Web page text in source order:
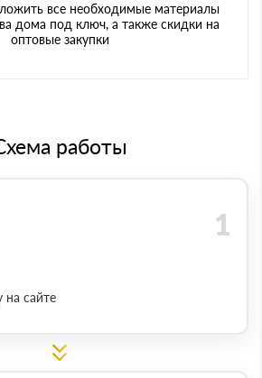
все необходимые материалы
дома под ключ, а также скидки на
оптовые закупки
работы
на сайте